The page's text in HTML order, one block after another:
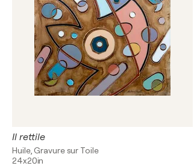
Il rettile
Huile, Gravure sur Toile
24x20in